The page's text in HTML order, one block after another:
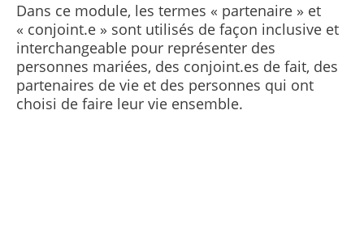
Dans ce module, les termes « partenaire » et
« conjoint.e » sont utilisés de façon inclusive et
interchangeable pour représenter des
personnes mariées, des conjoint.es de fait, des
partenaires de vie et des personnes qui ont
choisi de faire leur vie ensemble.